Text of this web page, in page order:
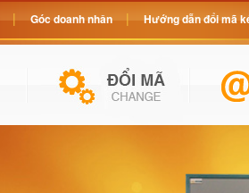
Góc doanh nhân Hướng dẫn đổi mã